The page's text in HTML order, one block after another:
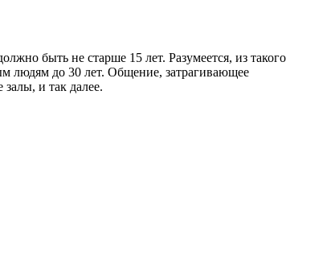
быть не старше 15 лет. Разумеется, из такого
людям до 30 лет. Общение, затрагивающее
и так далее.